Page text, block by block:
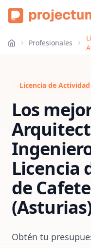
Profesionales
Licencia de
Los
Licencia
de
Obtén tu